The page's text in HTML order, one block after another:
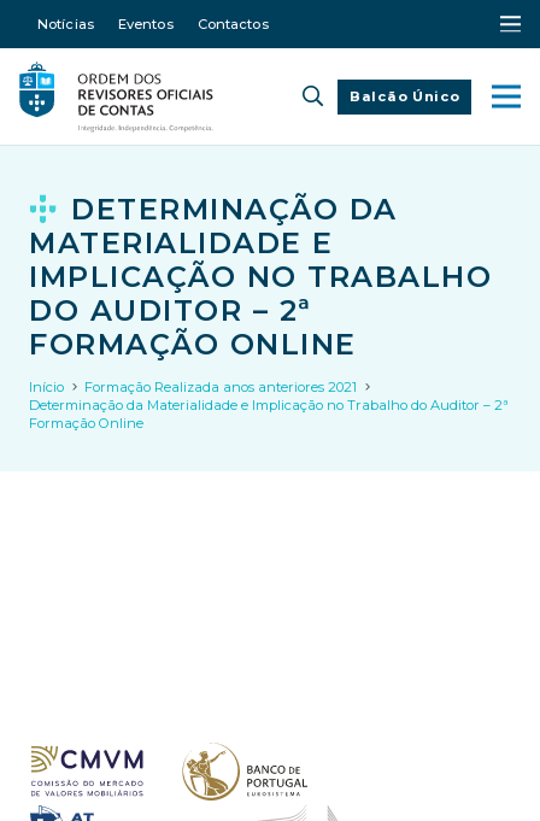
Notícias Eventos Contactos
Balcão Único
DETERMINAÇÃO DA
MATERIALIDADE E
IMPLICAÇÃO NO TRABALHO
DO AUDITOR – 2ª
FORMAÇÃO ONLINE
Início
Formação Realizada anos anteriores 2021
Determinação da Materialidade e Implicação no Trabalho do Auditor – 2ª
Formação Online